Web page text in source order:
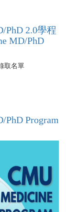
PhD 2.0學程
MD/PhD
取名單
Program